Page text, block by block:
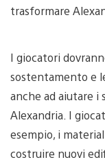
trasformare
I giocatori
sostentamento e
anche ad aiutare
Alexandria. I
esempio, i
costruire nuovi